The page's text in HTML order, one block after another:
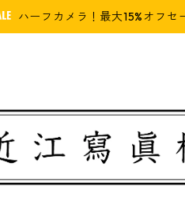
ハーフカメラ！最大15%オフセ